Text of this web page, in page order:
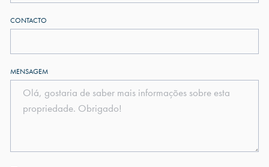
CONTACTO
MENSAGEM